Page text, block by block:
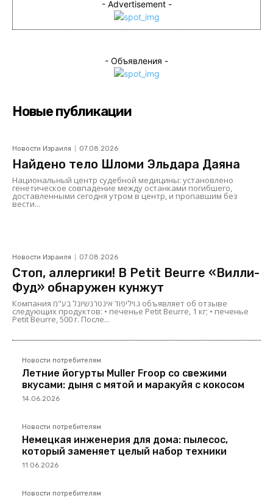
- Advertisement -
- Объявления -
Новые публикации
Новости Израиля 07.08.2026
Найдено тело Шломи Эльдара Даяна
Национальный центр судебной медицины: установлено
генетическое совпадение между останками погибшего,
доставленными сегодня утром в центр, и пропавшим без
вести...
Новости Израиля 07.08.2026
Стоп, аллергики! В Petit Beurre «Вилли-
Фуд» обнаружен кунжут
Компания ג.ויליפוד אינטרנשיונל בע"מ объявляет об отзыве
следующих продуктов: • печенье Petit Beurre, 1 кг; • печенье
Petit Beurre, 500 г. После...
Новости потребителям
Летние йогурты Muller Froop со свежими
вкусами: дыня с мятой и маракуйя с кокосом
14.06.2026
Новости потребителям
Немецкая инженерия для дома: пылесос,
который заменяет целый набор техники
11.06.2026
Новости потребителям